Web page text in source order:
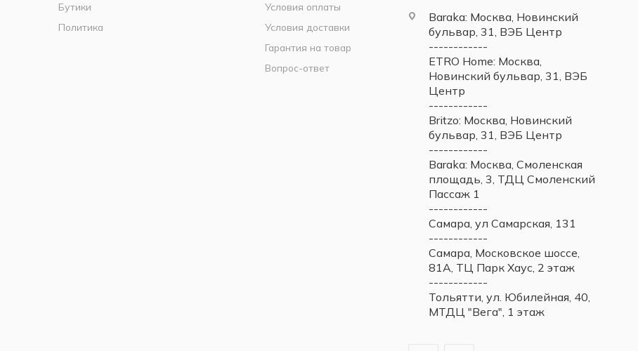
Бутики
Политика
Условия оплаты
Условия доставки
Гарантия на товар
Вопрос-ответ
Baraka: Москва, Новинский
бульвар, 31, ВЭБ Центр
------------
ETRO Home: Москва,
Новинский бульвар, 31, ВЭБ
Центр
------------
Britzo: Москва, Новинский
бульвар, 31, ВЭБ Центр
------------
Baraka: Москва, Смоленская
площадь, 3, ТДЦ Смоленский
Пассаж 1
------------
Самара, ул Самарская, 131
------------
Самара, Московское шоссе,
81А, ТЦ Парк Хаус, 2 этаж
------------
Тольятти, ул. Юбилейная, 40,
МТДЦ "Вега", 1 этаж